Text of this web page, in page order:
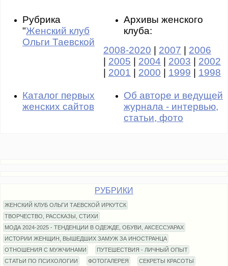
Рубрика
"Женский клуб
Ольги Таевской
Архивы женского
клуба:
2008-2020
2007
2006
2005 2004 2003
2002
2001 2000 1999 1998
Каталог первых
женских сайтов
Об авторе и ведущей
журнала - интервью,
статьи, фото
РУБРИКИ
ЖЕНСКИЙ КЛУБ ОЛЬГИ ТАЕВСКОЙ ИРКУТСК
ТВОРЧЕСТВО, РАССКАЗЫ, СТИХИ
МОДА 2024-2025 - ТЕНДЕНЦИИ В ОДЕЖДЕ, ОБУВИ, АКСЕССУАРАХ
ИСТОРИИ ЖЕНЩИН, ВЫШЕДШИХ ЗАМУЖ ЗА ИНОСТРАНЦА
ОТНОШЕНИЯ С МУЖЧИНАМИ
ПУТЕШЕСТВИЯ - ЛИЧНЫЙ ОПЫТ
СТАТЬИ ПО ПСИХОЛОГИИ
ФОТОГАЛЕРЕЯ СЕКРЕТЫ КРАСОТЫ